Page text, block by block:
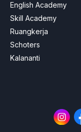
English Academy
Skill Academy
Ruangkerja
Schoters
Kalananti